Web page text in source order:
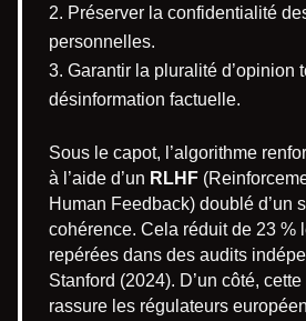
Préserver la confidentialité
personnelles.
Garantir la pluralité d’opinion
désinformation factuelle.
Sous le capot, l’algorithme
à l’aide d’un RLHF
Human Feedback) doublé d’un
cohérence. Cela réduit de 23 %
repérées dans des audits
Stanford (2024). D’un côté,
rassure les régulateurs